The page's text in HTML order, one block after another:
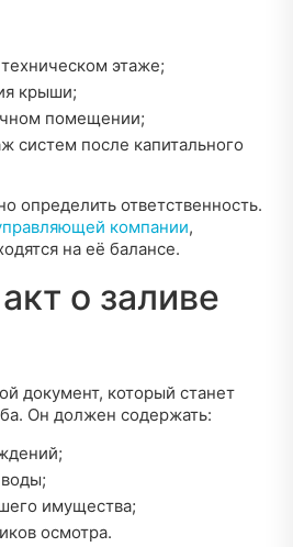
этаже;
крыши;
помещении;
систем после капитального
определить ответственность.
компании,
на её балансе.
о заливе
документ, который станет
Он должен содержать:
имущества;
осмотра.